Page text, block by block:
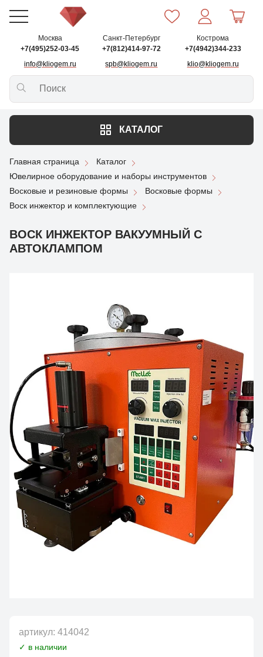
Москва
+7(495)252-03-45
info@kliogem.ru
Санкт-Петербург
+7(812)414-97-72
spb@kliogem.ru
Кострома
+7(4942)344-233
klio@kliogem.ru
КАТАЛОГ
Главная страница
Каталог
Ювелирное оборудование и наборы инструментов
Восковые и резиновые формы
Восковые формы
Воск инжектор и комплектующие
ВОСК ИНЖЕКТОР ВАКУУМНЫЙ С
АВТОКЛАМПОМ
артикул: 414042
✓ в наличии